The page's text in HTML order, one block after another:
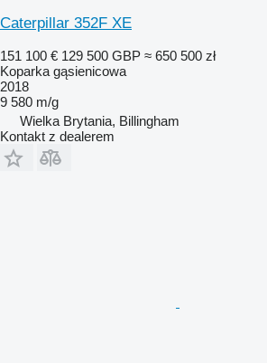
Caterpillar 352F XE
151 100 € 129 500 GBP ≈ 650 500 zł
Koparka gąsienicowa
2018
9 580 m/g
Wielka Brytania, Billingham
Kontakt z dealerem